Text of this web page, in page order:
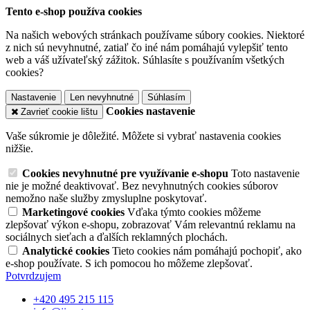
Tento e-shop používa cookies
Na našich webových stránkach používame súbory cookies. Niektoré
z nich sú nevyhnutné, zatiaľ čo iné nám pomáhajú vylepšiť tento
web a váš užívateľský zážitok. Súhlasíte s používaním všetkých
cookies?
Nastavenie Len nevyhnutné
Súhlasím
Zavrieť cookie lištu
Cookies nastavenie
Vaše súkromie je dôležité. Môžete si vybrať nastavenia cookies
nižšie.
Cookies nevyhnutné pre využívanie e-shopu Toto nastavenie
nie je možné deaktivovať. Bez nevyhnutných cookies súborov
nemožno naše služby zmysluplne poskytovať.
Marketingové cookies Vďaka týmto cookies môžeme
zlepšovať výkon e-shopu, zobrazovať Vám relevantnú reklamu na
sociálnych sieťach a ďalších reklamných plochách.
Analytické cookies Tieto cookies nám pomáhajú pochopiť, ako
e-shop používate. S ich pomocou ho môžeme zlepšovať.
Potvrdzujem
+420 495 215 115